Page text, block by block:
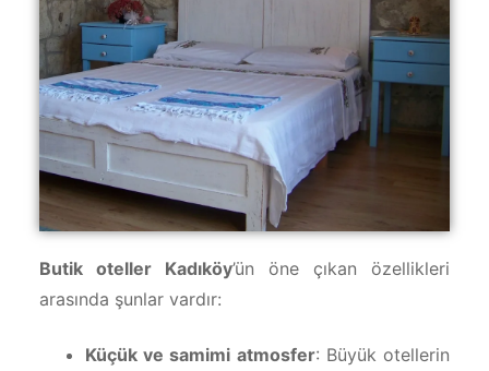
Butik oteller Kadıköy’ün öne çıkan özellikleri
arasında şunlar vardır:
Küçük ve samimi atmosfer: Büyük otellerin